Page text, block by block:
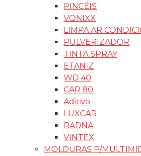
PINCÉIS
VONIXX
LIMPA AR
PULVERIZADOR
TINTA SPRAY
ETANIZ
WD 40
CAR 80
Aditivo
LUXCAR
RADNA
VINTEX
MOLDURAS P/